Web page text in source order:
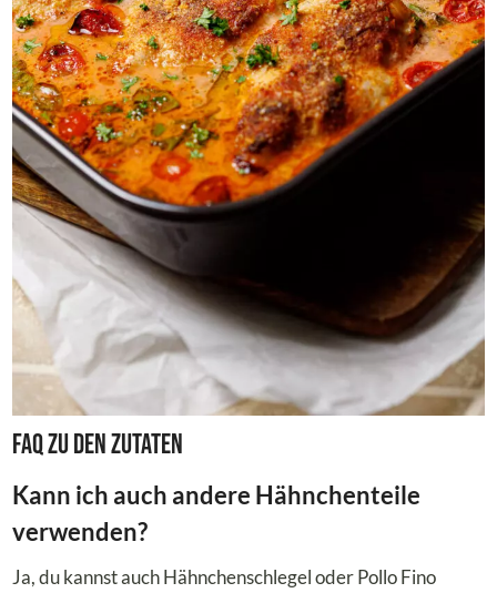
FAQ zu den Zutaten
Kann ich auch andere Hähnchenteile
verwenden?
Ja, du kannst auch Hähnchenschlegel oder Pollo Fino